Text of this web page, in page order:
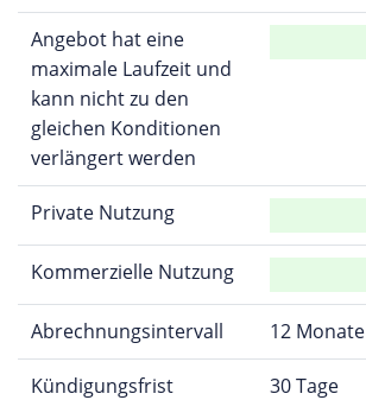
Angebot hat eine
maximale Laufzeit und
kann nicht zu den
gleichen Konditionen
verlängert werden
Private Nutzung
Kommerzielle Nutzung
Abrechnungsintervall 12 Monate
Kündigungsfrist 30 Tage